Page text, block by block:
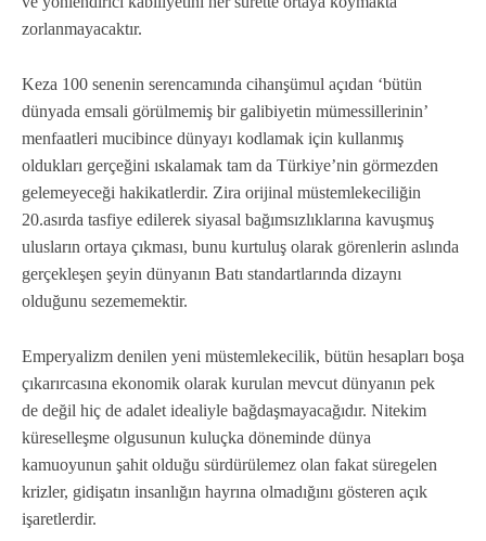
zorlanmayacaktır.
Keza 100 senenin serencamında cihanşümul açıdan ‘bütün
dünyada emsali görülmemiş bir galibiyetin mümessillerinin’
menfaatleri mucibince dünyayı kodlamak için kullanmış
oldukları gerçeğini ıskalamak tam da Türkiye’nin görmezden
gelemeyeceği hakikatlerdir. Zira orijinal müstemlekeciliğin
20.asırda tasfiye edilerek siyasal bağımsızlıklarına kavuşmuş
ulusların ortaya çıkması, bunu kurtuluş olarak görenlerin aslında
gerçekleşen şeyin dünyanın Batı standartlarında dizaynı
olduğunu sezememektir.
Emperyalizm denilen yeni müstemlekecilik, bütün hesapları boşa
çıkarırcasına ekonomik olarak kurulan mevcut dünyanın pek
de değil hiç de adalet idealiyle bağdaşmayacağıdır. Nitekim
küreselleşme olgusunun kuluçka döneminde dünya
kamuoyunun şahit olduğu sürdürülemez olan fakat süregelen
krizler, gidişatın insanlığın hayrına olmadığını gösteren açık
işaretlerdir.